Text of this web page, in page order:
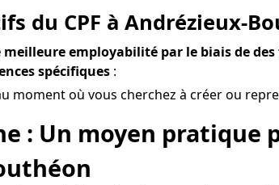
du CPF à Andrézieux-
meilleure employabilité par le biais de
spécifiques :
moment où vous cherchez à créer ou
: Un moyen